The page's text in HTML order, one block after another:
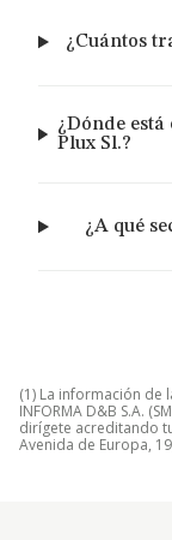
¿Cuántos
¿Dónde
Plux Sl.?
¿A qué
(1) La información de
INFORMA D&B S.A.
dirígete acreditando
Avenida de Europa,